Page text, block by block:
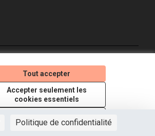
Politique de confidentialité
Tout accepter
Accepter seulement les
cookies essentiels
(Lien externe)
(Lien externe)
(Lien externe)
Licence Creative
(Lien externe)